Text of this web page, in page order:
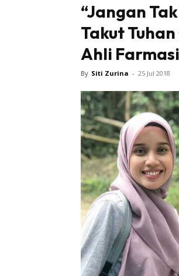
“Jangan
Takut
Ahli
By Siti Zurina - 25 Jul 2018